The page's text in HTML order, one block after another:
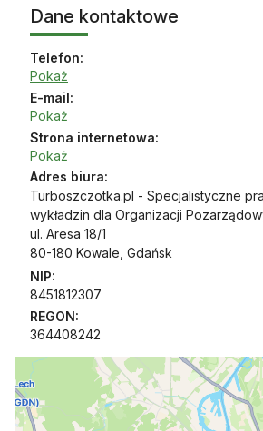
Dane kontaktowe
Telefon:
Pokaż
E-mail:
Pokaż
Strona internetowa:
Pokaż
Adres biura:
Turboszczotka.pl - Specjalistyczne
wykładzin dla Organizacji
ul. Aresa 18/1
80-180 Kowale, Gdańsk
NIP:
8451812307
REGON:
364408242